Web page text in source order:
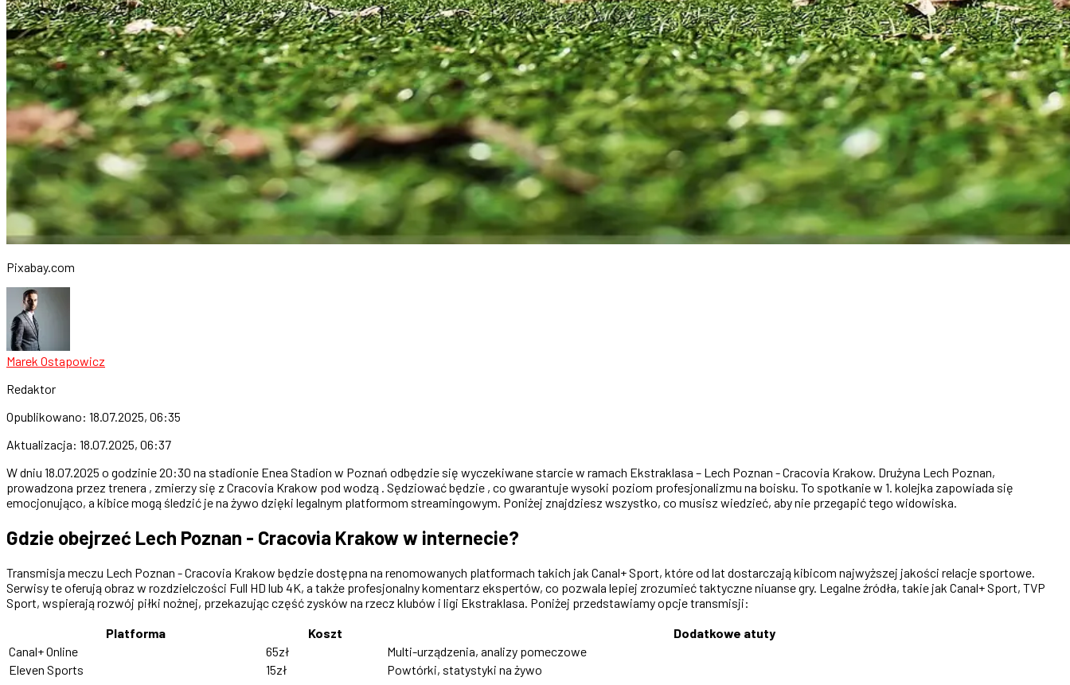
Pixabay.com
Marek Ostapowicz
Redaktor
Opublikowano: 18.07.2025, 06:35
Aktualizacja: 18.07.2025, 06:37
W dniu 18.07.2025 o godzinie 20:30 na stadionie Enea Stadion w Poznań odbędzie się wyczekiwane starcie w ramach Ekstraklasa – Lech Poznan - Cracovia Krakow. Drużyna Lech Poznan,
prowadzona przez trenera , zmierzy się z Cracovia Krakow pod wodzą . Sędziować będzie , co gwarantuje wysoki poziom profesjonalizmu na boisku. To spotkanie w 1. kolejka zapowiada się
emocjonująco, a kibice mogą śledzić je na żywo dzięki legalnym platformom streamingowym. Poniżej znajdziesz wszystko, co musisz wiedzieć, aby nie przegapić tego widowiska.
Gdzie obejrzeć Lech Poznan - Cracovia Krakow w internecie?
Transmisja meczu Lech Poznan - Cracovia Krakow będzie dostępna na renomowanych platformach takich jak Canal+ Sport, które od lat dostarczają kibicom najwyższej jakości relacje sportowe.
Serwisy te oferują obraz w rozdzielczości Full HD lub 4K, a także profesjonalny komentarz ekspertów, co pozwala lepiej zrozumieć taktyczne niuanse gry. Legalne źródła, takie jak Canal+ Sport, TVP
Sport, wspierają rozwój piłki nożnej, przekazując część zysków na rzecz klubów i ligi Ekstraklasa. Poniżej przedstawiamy opcje transmisji:
Platforma
Koszt
Dodatkowe atuty
Canal+ Online
65zł
Multi-urządzenia, analizy pomeczowe
Eleven Sports
15zł
Powtórki, statystyki na żywo